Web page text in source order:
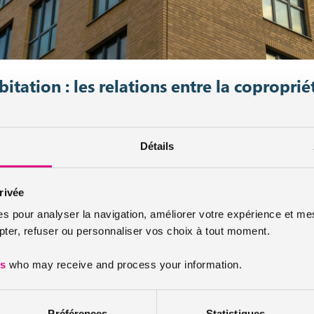
Détails
pour analyser la navigation, améliorer votre expérience et
refuser ou personnaliser vos choix à tout moment.
who may receive and process your information.
: les relations entre la
le règlement de la copropriété. Le règlement de la copropriété
la plupart du temps dans un immeuble ou un groupe
obligatoirement une garantie responsabilité civile.
habitation ?
communes en cas d’incendie, de vol, de catastrophe naturelle,